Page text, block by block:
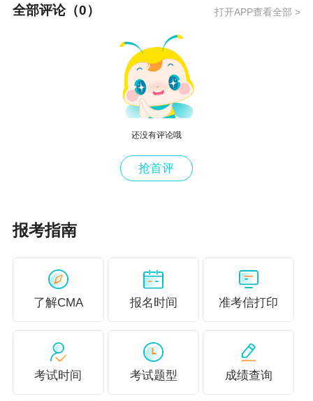
职业发展路径变化
延迟退休可能导致职业晋升路径发生变化，企业可能会
更注重员工的持续贡献而非年龄或资历，促使财会人探
索多维度发展路径，如跨部门轮岗、专向咨询或教育领
个人的财务规划和退休储蓄策略也需要相应调整，以确
延迟退休政策下，提升管理会计能力还是早点开始吧!
像国家之所以会推行延迟退休，更大的原因也是为了补缺
养老金的缺口。或许有人认为这个还不能和自己挂上钩，
但是试想延迟退休政策推出后，就业环境只怕要更严峻。
全部评论（0） 打开APP查看全部 >
还没有评论哦
抢首评
报考指南
了解CMA 报名时间 准考信打印
考试时间 考试题型 成绩查询